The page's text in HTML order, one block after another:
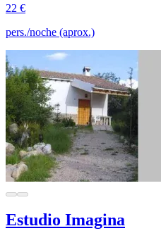
22 €
pers./noche (aprox.)
Estudio Imagina